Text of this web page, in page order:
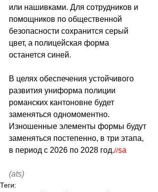
или нашивками. Для сотрудников и
помощников по общественной
безопасности сохранится серый
цвет, а полицейская форма
останется синей.
В целях обеспечения устойчивого
развития униформа полиции
романских кантоновне будет
заменяться одномоментно.
Изношенные элементы формы будут
заменяться постепенно, в три этапа,
в период с 2026 по 2028 год.//sa
(ats)
Теги: